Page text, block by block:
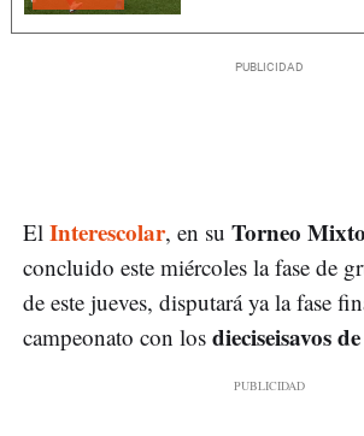
El Interescolar, en su Torneo Mixto
concluido este miércoles la fase de
de este jueves, disputará ya la fase
campeonato con los dieciseisavos